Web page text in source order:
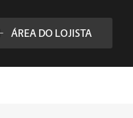
ÁREA DO LOJISTA